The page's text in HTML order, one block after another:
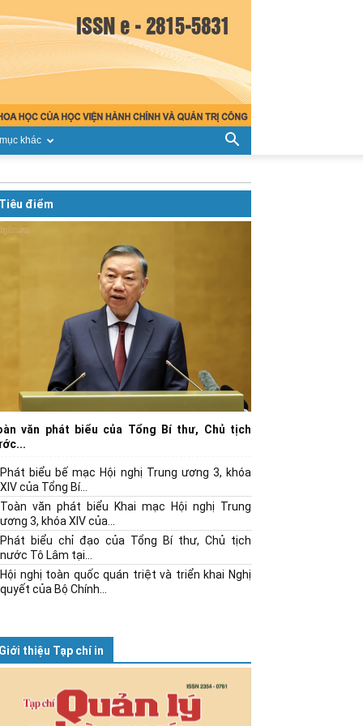
khác
Tiêu điểm
văn phát biểu của Tổng Bí thư, Chủ tịch
Phát biểu bế mạc Hội nghị Trung ương 3, khóa
XIV của Tổng Bí...
Toàn văn phát biểu Khai mạc Hội nghị Trung
ương 3, khóa XIV của...
Phát biểu chỉ đạo của Tổng Bí thư, Chủ tịch
nước Tô Lâm tại...
Hội nghị toàn quốc quán triệt và triển khai Nghị
quyết của Bộ Chính...
Giới thiệu Tạp chí in